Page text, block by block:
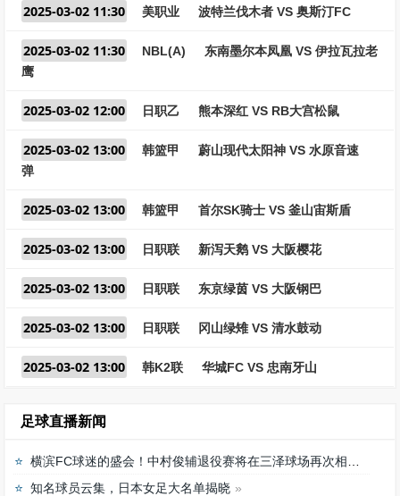
2025-03-02 11:30 美职业 波特兰伐木者 VS 奥斯汀FC
2025-03-02 11:30 NBL(A)
东南墨尔本凤凰 VS 伊拉瓦拉老
鹰
2025-03-02 12:00 日职乙 熊本深红 VS RB大宫松鼠
2025-03-02 13:00 韩篮甲
蔚山现代太阳神 VS 水原音速
弹
2025-03-02 13:00 韩篮甲 首尔SK骑士 VS 釜山宙斯盾
2025-03-02 13:00 日职联 新泻天鹅 VS 大阪樱花
2025-03-02 13:00 日职联 东京绿茵 VS 大阪钢巴
2025-03-02 13:00 日职联 冈山绿雉 VS 清水鼓动
2025-03-02 13:00 韩K2联 华城FC VS 忠南牙山
足球直播新闻
横滨FC球迷的盛会！中村俊辅退役赛将在三泽球场再次相聚
知名球员云集，日本女足大名单揭晓